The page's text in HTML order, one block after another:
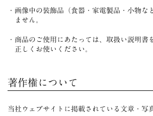
画像中の装飾品（食器・家電製品・小物な
ません。
商品のご使用にあたっては、取扱い説明書
正しくお使いください。
著作権について
当社ウェブサイトに掲載されている文章・写